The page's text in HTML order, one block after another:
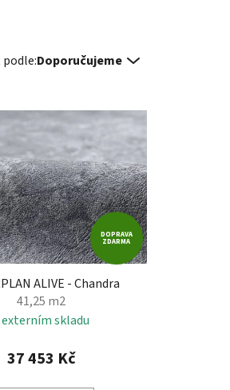
Doporučujeme
DOPRAVA
ZDARMA
ALIVE - Chandra
41,25 m2
externím skladu
37 453 Kč